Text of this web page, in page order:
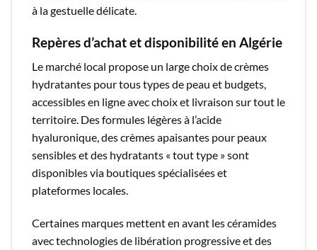
à la gestuelle délicate.​
Repères d’achat et disponibilité en Algérie
Le marché local propose un large choix de crèmes
hydratantes pour tous types de peau et budgets,
accessibles en ligne avec choix et livraison sur tout le
territoire. Des formules légères à l’acide
hyaluronique, des crèmes apaisantes pour peaux
sensibles et des hydratants « tout type » sont
disponibles via boutiques spécialisées et
plateformes locales.​
Certaines marques mettent en avant les céramides
avec technologies de libération progressive et des